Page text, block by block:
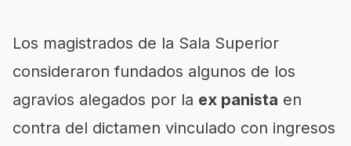
Los magistrados de la Sala Superior
consideraron fundados algunos de los
agravios alegados por la ex panista en
contra del dictamen vinculado con ingresos